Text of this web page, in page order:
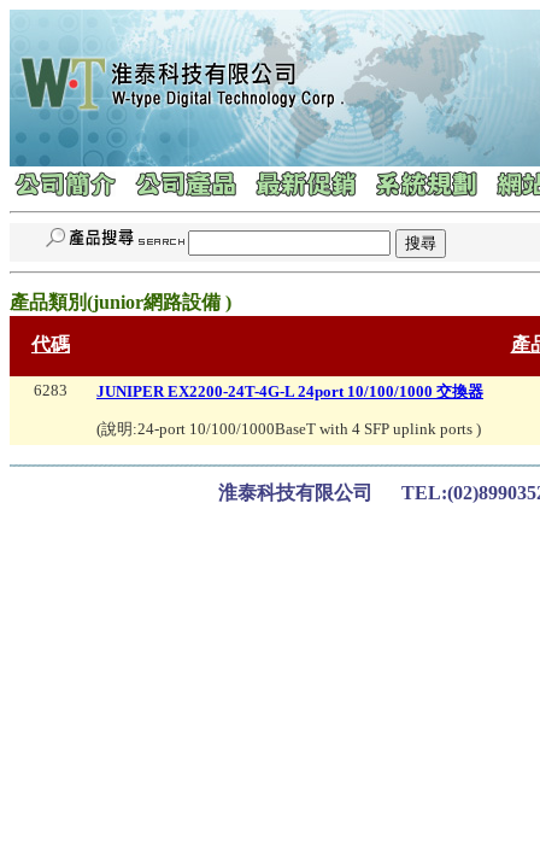
產品類別(junior網路設備 )
代碼 產
6283 JUNIPER EX2200-24T-4G-L 24port 10/100/1000 交換器
(說明:24-port 10/100/1000BaseT with 4 SFP uplink ports )
淮泰科技有限公司